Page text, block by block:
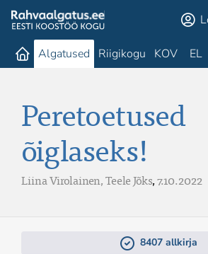
Algatused Riigikogu KOV EL
Peretoetused
õiglaseks!
Liina Virolainen,Teele Jõks,7.10.2022
8407 allkirja